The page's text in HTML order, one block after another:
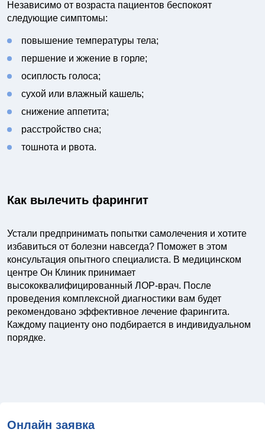
Независимо от возраста пациентов беспокоят
следующие симптомы:
повышение температуры тела;
першение и жжение в горле;
осиплость голоса;
сухой или влажный кашель;
снижение аппетита;
расстройство сна;
тошнота и рвота.
Как вылечить фарингит
Устали предпринимать попытки самолечения и хотите
избавиться от болезни навсегда? Поможет в этом
консультация опытного специалиста. В медицинском
центре Он Клиник принимает
высококвалифицированный ЛОР-врач. После
проведения комплексной диагностики вам будет
рекомендовано эффективное лечение фарингита.
Каждому пациенту оно подбирается в индивидуальном
порядке.
Онлайн заявка